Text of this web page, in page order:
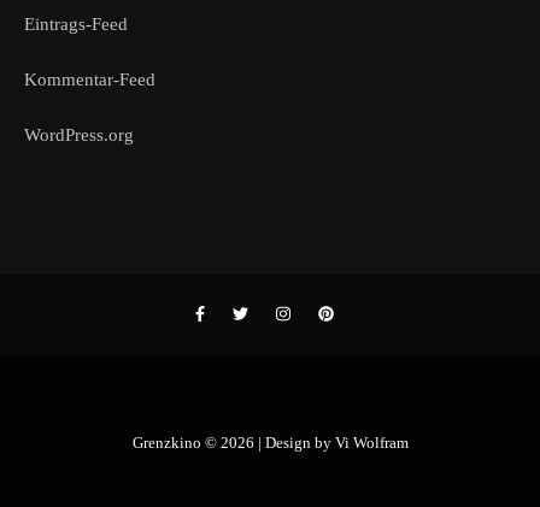
Eintrags-Feed
Kommentar-Feed
WordPress.org
Grenzkino © 2026 | Design by Vi Wolfram